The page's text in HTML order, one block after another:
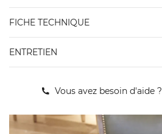
FICHE TECHNIQUE
ENTRETIEN
Vous avez besoin d'aide ?